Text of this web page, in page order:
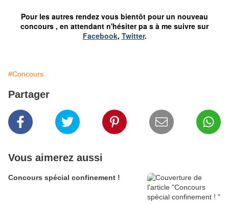
Pour les autres rendez vous bientôt pour un nouveau
concours , en attendant n'hésiter pa s à me suivre sur
Facebook, Twitter.
#Concours
Partager
Vous aimerez aussi
Concours spécial confinement !